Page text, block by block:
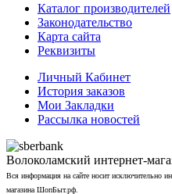
Каталог производителей
Законодательство
Карта сайта
Реквизиты
Личный Кабинет
История заказов
Мои Закладки
Рассылка новостей
Волоколамский интернет-
Вся информация на сайте носит исключительно
магазина ШопБыт.рф.